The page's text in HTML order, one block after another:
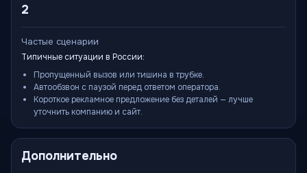
2
Частые сценарии
Типичные ситуации в России:
Пропущенный вызов или тишина в трубке.
Автообзвон с паузой перед ответом оператора.
Короткое рекламное предложение без деталей — лучше
уточнить компанию и сайт.
Дополнительно